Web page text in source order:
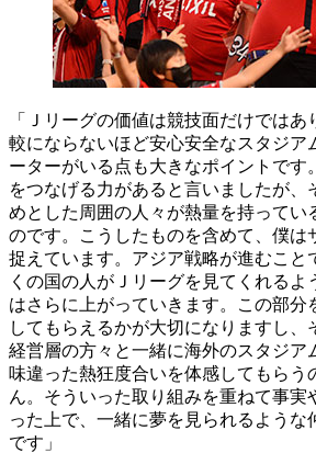
「Ｊリーグの価値は競技面だけでは
較にならないほど安心安全なスタジア
ーターがいる点も大きなポイントです
をつなげる力があると言いましたが、
めとした周囲の人々が熱量を持ってい
のです。こうしたものを含めて、僕は
捉えています。アジア戦略が進むこと
くの国の人がＪリーグを見てくれるよ
はさらに上がっていきます。この部分
してもらえるかが大切になりますし、
経営層の方々と一緒に海外のスタジア
味違った熱狂度合いを体感してもらう
ん。そういった取り組みを重ねて事実
った上で、一緒に夢を見られるような
です」